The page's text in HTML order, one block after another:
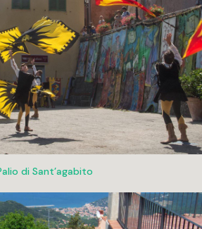
di Sant’agabito